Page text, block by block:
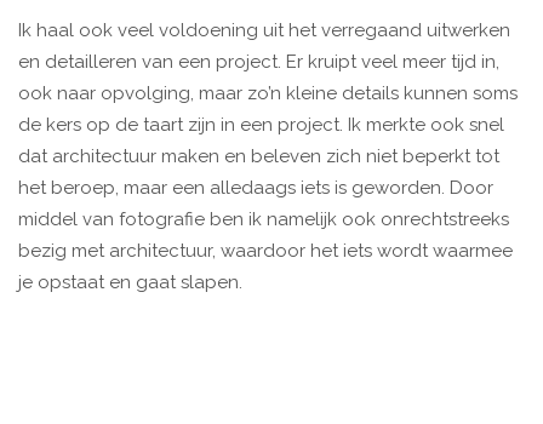
Ik haal ook veel voldoening uit het verregaand uitwerken
en detailleren van een project. Er kruipt veel meer tijd in,
ook naar opvolging, maar zo’n kleine details kunnen soms
de kers op de taart zijn in een project. Ik merkte ook snel
dat architectuur maken en beleven zich niet beperkt tot
het beroep, maar een alledaags iets is geworden. Door
middel van fotografie ben ik namelijk ook onrechtstreeks
bezig met architectuur, waardoor het iets wordt waarmee
je opstaat en gaat slapen.